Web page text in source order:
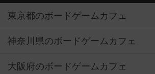
東京都のボードゲームカフェ
神奈川県のボードゲームカフェ
大阪府のボードゲームカフェ